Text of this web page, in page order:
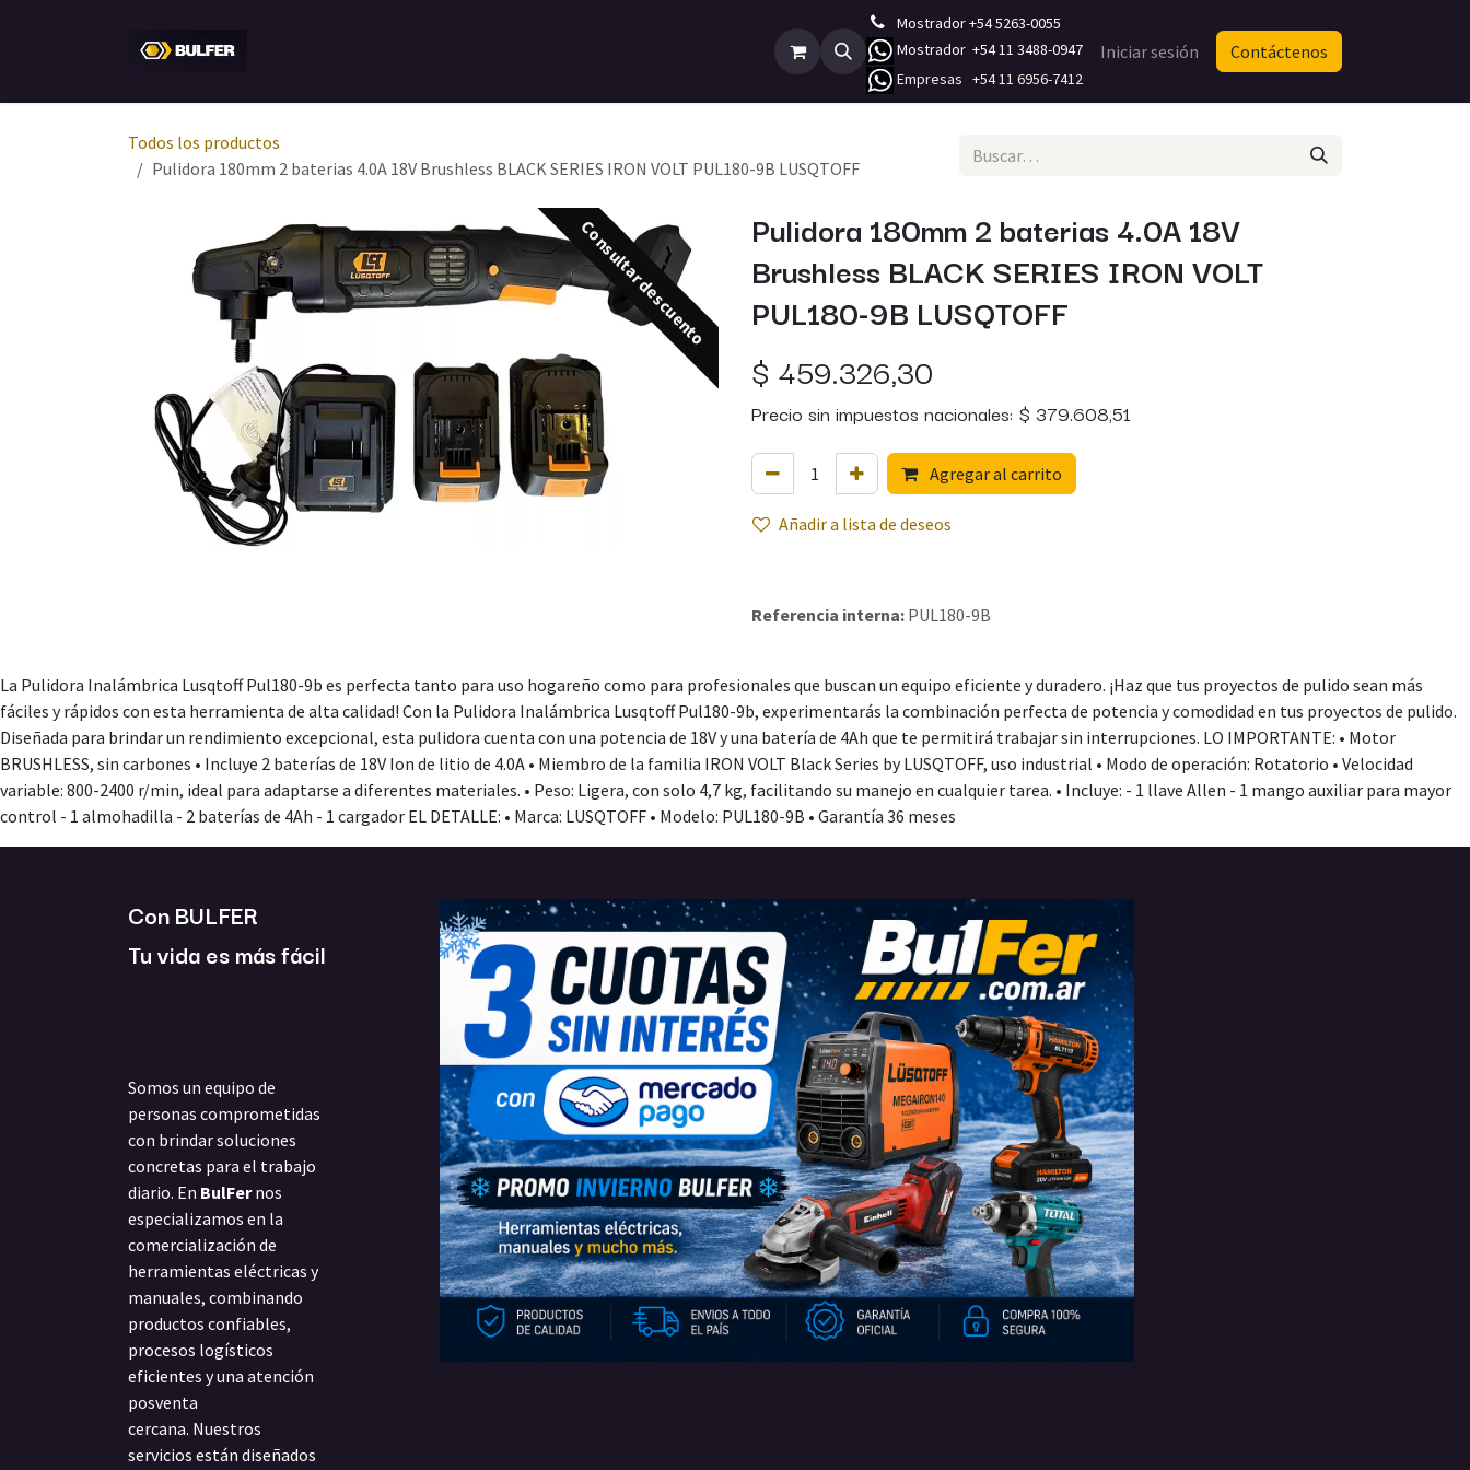
Mostrador +54 5263-0055
Mostrador +54 11 3488-0947​
Empresas +54 11 6956-7412
Iniciar sesión Contáctenos
Todos los productos
Pulidora 180mm 2 baterias 4.0A 18V Brushless BLACK SERIES IRON VOLT PUL180-9B LUSQTOFF
Consultar descuento
Pulidora 180mm 2 baterias 4.0A 18V
Brushless BLACK SERIES IRON VOLT
PUL180-9B LUSQTOFF
$ 459.326,30
Precio sin impuestos nacionales: $ 379.608,51
Agregar al carrito
Añadir a lista de deseos
Referencia interna: PUL180-9B
La Pulidora Inalámbrica Lusqtoff Pul180-9b es perfecta tanto para uso hogareño como para profesionales que buscan un equipo eficiente y duradero. ¡Haz que tus proyectos de pulido sean más
fáciles y rápidos con esta herramienta de alta calidad! Con la Pulidora Inalámbrica Lusqtoff Pul180-9b, experimentarás la combinación perfecta de potencia y comodidad en tus proyectos de pulido.
Diseñada para brindar un rendimiento excepcional, esta pulidora cuenta con una potencia de 18V y una batería de 4Ah que te permitirá trabajar sin interrupciones. LO IMPORTANTE: • Motor
BRUSHLESS, sin carbones • Incluye 2 baterías de 18V Ion de litio de 4.0A • Miembro de la familia IRON VOLT Black Series by LUSQTOFF, uso industrial • Modo de operación: Rotatorio • Velocidad
variable: 800-2400 r/min, ideal para adaptarse a diferentes materiales. • Peso: Ligera, con solo 4,7 kg, facilitando su manejo en cualquier tarea. • Incluye: - 1 llave Allen - 1 mango auxiliar para mayor
control - 1 almohadilla - 2 baterías de 4Ah - 1 cargador EL DETALLE: • Marca: LUSQTOFF • Modelo: PUL180-9B • Garantía 36 meses
Con BULFER
Tu vida es más fácil
Somos un equipo de
personas comprometidas
con brindar soluciones
concretas para el trabajo
diario. En BulFernos
especializamos en la
comercialización de
herramientas eléctricas y
manuales, combinando
productos confiables,
procesos logísticos
eficientes y una atención
posventa
cercana. Nuestros
servicios están diseñados